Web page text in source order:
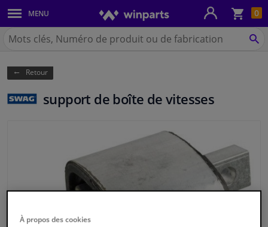
0
MENU
Carrosserie & tôles
Feux & ampoules
Freinage
Système d'échappement
Refroidissement & chauffage
Chercher
Winparts.be
Retour
support de boîte de vitesses
À propos des cookies